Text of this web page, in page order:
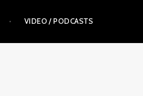
VIDEO / PODCASTS